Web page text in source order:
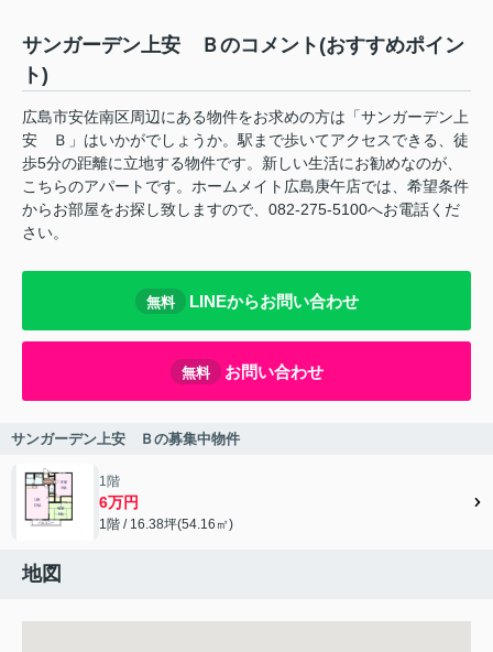
サンガーデン上安 Ｂのコメント(おすすめポイン
ト)
広島市安佐南区周辺にある物件をお求めの方は「サンガーデン上
安 Ｂ」はいかがでしょうか。駅まで歩いてアクセスできる、徒
歩5分の距離に立地する物件です。新しい生活にお勧めなのが、
こちらのアパートです。ホームメイト広島庚午店では、希望条件
からお部屋をお探し致しますので、082-275-5100へお電話くだ
さい。
無料 LINEからお問い合わせ
無料 お問い合わせ
サンガーデン上安 Ｂの募集中物件
1階
6万円
1階 / 16.38坪(54.16㎡)
地図